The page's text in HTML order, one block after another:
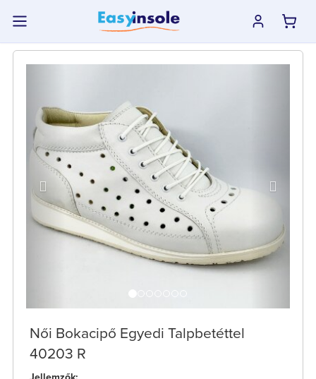
Női Bokacipő Egyedi Talpbetéttel
40203 R